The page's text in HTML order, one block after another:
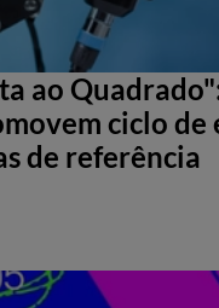
ao
ciclo de
de referência